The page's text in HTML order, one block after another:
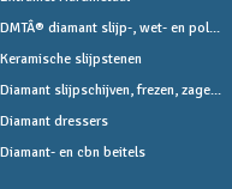
DMTÂ® diamant slijp-, wet- en pol...
Keramische slijpstenen
Diamant slijpschijven, frezen, zage...
Diamant dressers
Diamant- en cbn beitels